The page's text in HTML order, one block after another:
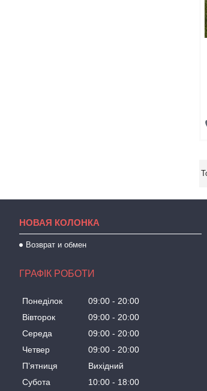
НОВАЯ КОЛОНКА
Возврат и обмен
ГРАФІК РОБОТИ
Понеділок 09:00
20:00
Вівторок
09:00
20:00
Середа
09:00
20:00
Четвер
09:00
20:00
Пʼятниця
Вихідний
Субота
10:00 18:00